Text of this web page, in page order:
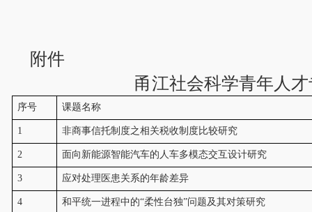
附件
甬江社会科学青年人
序号 课题名称
1 非商事信托制度之相关税收制度比较研究
2 面向新能源智能汽车的人车多模态交互设计研究
3 应对处理医患关系的年龄差异
4 和平统一进程中的“柔性台独”问题及其对策研究